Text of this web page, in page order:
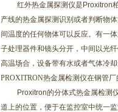
红外热金属探测仪是 Proxitron
产线的热金属探测识别或者判断物
间温度的任何物体可以反应。有一
子处理器件和镜头分开，中间以光
高温场合，设备带有水或者气体冷
PROXITRON热金属检测仪在钢管厂
Proxitron的分体式热金属检测
道上的位置，便于在监控室中统一